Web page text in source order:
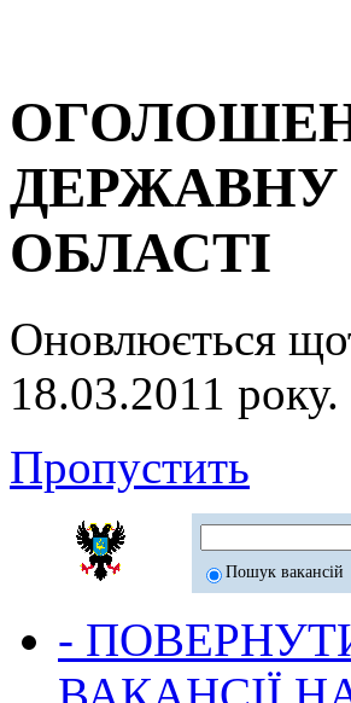
ДЕРЖАВНУ
ОБЛАСТІ
Оновлюється
18.03.2011 року.
Пропустить
Пошук вакансій
-